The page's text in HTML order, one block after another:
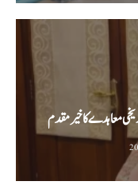
معاہدے کا خیرمقدم